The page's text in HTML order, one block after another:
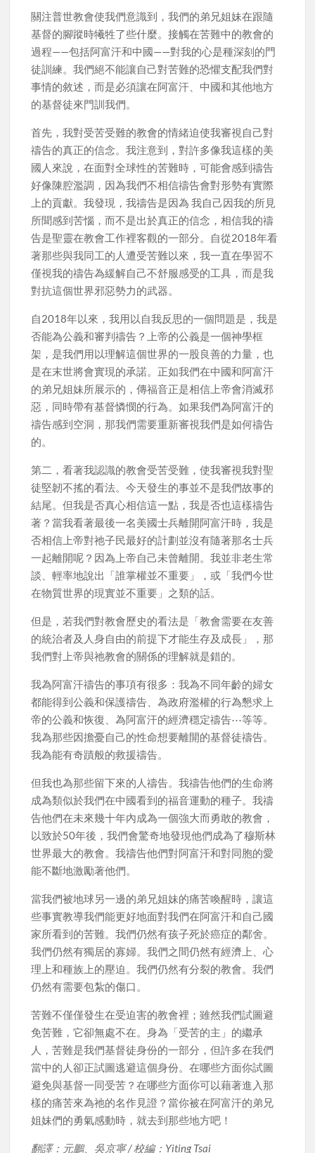
關注普世教會使我們意識到，我們的弟兄姐妹在跟隨
基督的腳蹤時犧牲了些什麼。接觸在苦難中的教會的
過程——包括阿富汗和中國——對我的心是種深刻的門
徒訓練。我們絕不能讓自己對苦難的恐懼支配我們對
事情的敘述，而是必須讓在阿富汗、中國和其他地方
的基督徒來門訓我們。
首先，我對受苦受難的教會的情緒迫使我審視自己對
禱告的真正的信念。我注意到，對許多像我這樣的美
國人來說，在面對全球性的苦難時，可能會感到禱告
好像陳腔濫調，因為我們不相信禱告會對形勢有實際
上的貢獻。我發現，我禱告是因為 我自己因我的所見
所聞感到苦惱，而不是出於真正的信念，相信我的禱
告是聖靈在教會工作裡客觀的一部分。自從2018年看
著那些與我同工的人遭受苦難以來，我一直在學習不
僅視我的禱告為緩解自己不舒服感受的工具，而是我
對抗這個世界邪惡勢力的武器。
自2018年以來，我用以自我反思的一個問題是，我是
否能為公義和審判禱告？上帝的公義是一個神學框
架，是我們用以理解這個世界的一股良善的力量，也
是在末世將會實現的承諾。正如我們在中國和阿富汗
的弟兄姐妹所展示的，傳福音正是相信上帝會消滅邪
惡，同時帶有基督憐憫的行為。如果我們為阿富汗的
禱告感到空洞，那我們需要重新審視我們是如何禱告
的。
第二，看著我認識的教會受苦受難，使我審視我對聖
徒堅韌不搖的看法。今天發生的事並不是我們故事的
結尾。但我是否真心相信這一點，我是否也這樣禱告
著？當我看著最後一名美國士兵離開阿富汗時，我是
否相信上帝對祂子民最好的計劃並沒有隨著那名士兵
一起離開呢？因為上帝自己未曾離開。我並非老生常
談、輕率地說出「誰掌權並不重要」，或「我們今世
在物質世界的現實並不重要」之類的話。
但是，若我們對教會歷史的看法是「教會需要在友善
的統治者及人身自由的前提下才能生存及成長」，那
我們對上帝與祂教會的關係的理解就是錯的。
我為阿富汗禱告的事項有很多：我為不同年齡的婦女
都能得到公義和保護禱告、為政府濫權的行為懇求上
帝的公義和恢復、為阿富汗的經濟穩定禱告⋯等等。
我為那些因擔憂自己的性命想要離開的基督徒禱告。
我為能有奇蹟般的救援禱告。
但我也為那些留下來的人禱告。我禱告他們的生命將
成為類似於我們在中國看到的福音運動的種子。我禱
告他們在未來幾十年內成為一個強大而勇敢的教會，
以致於50年後，我們會驚奇地發現他們成為了穆斯林
世界最大的教會。我禱告他們對阿富汗和對同胞的愛
能不斷地激勵著他們。
當我們被地球另一邊的弟兄姐妹的痛苦喚醒時，讓這
些事實教導我們能更好地面對我們在阿富汗和自己國
家所看到的苦難。我們仍然有孩子死於癌症的鄰舍。
我們仍然有獨居的寡婦。我們之間仍然有經濟上、心
理上和種族上的壓迫。我們仍然有分裂的教會。我們
仍然有需要包紮的傷口。
苦難不僅僅發生在受迫害的教會裡；雖然我們試圖避
免苦難，它卻無處不在。身為「受苦的主」的繼承
人，苦難是我們基督徒身份的一部分，但許多在我們
當中的人卻正試圖逃避這個身份。在哪些方面你試圖
避免與基督一同受苦？在哪些方面你可以藉著進入那
樣的痛苦來為祂的名作見證？當你被在阿富汗的弟兄
姐妹們的勇氣感動時，就去到那些地方吧！
翻譯：元鵬、吳京寧 / 校編：Yiting Tsai